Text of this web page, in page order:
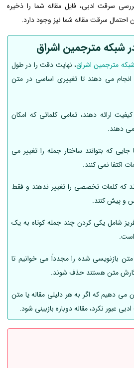
سرقت ادبی، فایل مقاله شما را ذخیره
احتمال سرقت مقاله شما نیز وجود دارد.
شبکه مترجمین اشراق
شبکه مترجمین اشراق، نهایت دقت را در طول
انجام می دهند تا تغییری اساسی در متن
کیفیت ارائه دهند، تمامی کلماتی که امکان
می دهند.
که بتوانند ساختار جمله را تغییر می
اکتفا نمی کنند.
که کلمات تخصصی را تغییر ندهند و فقط
و پیش کنند.
شامل یکی کردن چند جمله کوتاه به یک
متن بازنویسی شده را مجدداً می خوانیم تا
نگارش متن هستند حذف شوند.
می دهیم که اگر به هر دلیلی مقاله یا متن
عبور نکرد، مقاله دوباره بازبینی شود.